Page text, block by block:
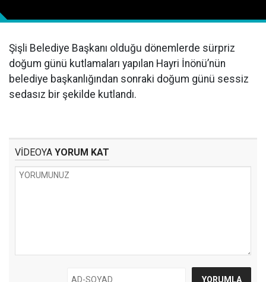
Şişli Belediye Başkanı olduğu dönemlerde sürpriz
doğum günü kutlamaları yapılan Hayri İnönü’nün
belediye başkanlığından sonraki doğum günü sessiz
sedasız bir şekilde kutlandı.
VİDEOYA YORUM KAT